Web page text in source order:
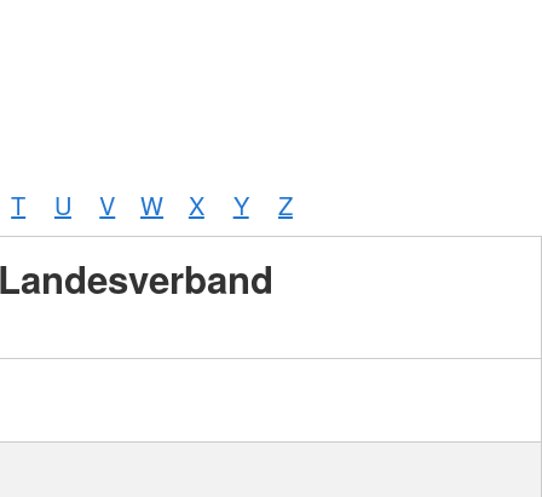
T U V W X Y Z
Landesverband
/